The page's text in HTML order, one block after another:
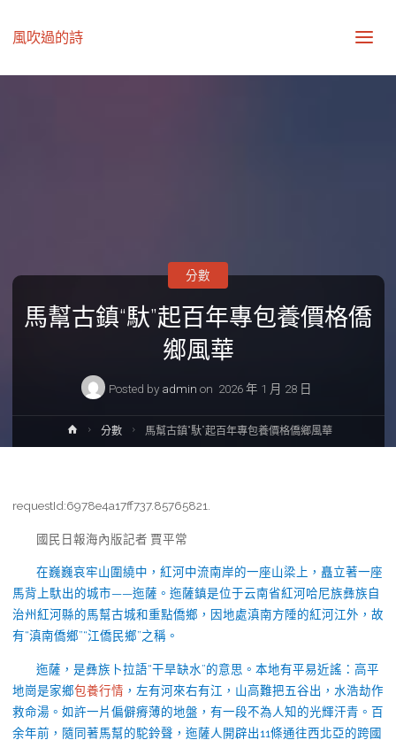
風吹過的詩
馬幫古鎮“馱”起百年專包養價格僑
鄉風華
Posted by admin on 2026 年 1 月 28 日
分數
Home分數 馬幫古鎮“馱”起百年專包養價格僑鄉風華
requestId:6978e4a17ff737.85765821.
國民日報海內版記者 賈平常
在巍巍哀牢山圍繞中，紅河中流南岸的一座山梁上，矗立著一座
馬背上馱出的城市——迤薩。迤薩鎮是位于云南省紅河哈尼族彝族自
治州紅河縣的馬幫古城和重點僑鄉，因地處滇南方陲的紅河江外，故
有“滇南僑鄉”“江僑民鄉”之稱。
迤薩，是彝族卜拉語“干旱缺水”的意思。本地有平易近謠：高平
地崗是家鄉包養行情 ，左有河來右有江，山高難把五谷出，水浩劫作
救命湯。如許一片偏僻瘠薄的地盤，有一段不為人知的光輝汗青。百
余年前，隨同著馬幫的駝鈴聲，迤薩人開辟出11條通往西北亞的跨國